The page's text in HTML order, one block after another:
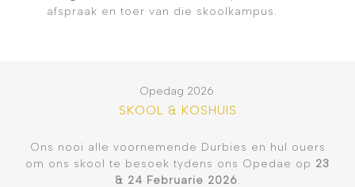
afspraak en toer van die skoolkampus.
Opedag 2026
SKOOL & KOSHUIS
Ons nooi alle voornemende Durbies en hul ouers
om ons skool te besoek tydens ons Opedae op 23
& 24 Februarie 2026